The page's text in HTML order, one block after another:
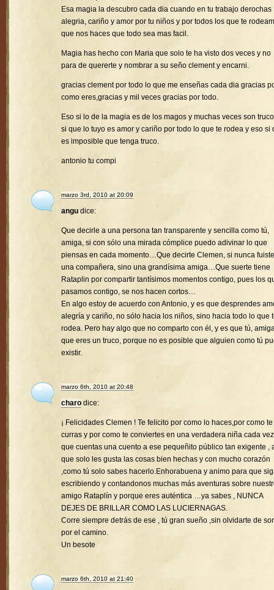
Esa magia la descubro cada dia cuando en tu trabajo derochas
alegria, cariño y amor por tu niños y por todos los que te
que nos haces que todo sea mas facil.
Magia has hecho con Maria que solo te ha visto dos veces y no
para de quererte y nombrar a su seño clement y encarni.
gracias clement por todo lo que me enseñas cada dia gracias
como eres,gracias y mil veces gracias por todo.
Eso si lo de la magia es de los magos y muchas veces son
si que lo tuyo es amor y cariño por todo lo que te rodea y eso si
es imposible que tenga truco.
antonio tu compi
marzo 3rd, 2010 at 20:09
angu dice:
Que decirle a una persona tan transparente y sencilla como tú,
amiga, si con sólo una mirada cómplice puedo adivinar lo que
piensas en cada momento…Que decirte Clemen, si nunca fuiste
una compañera, sino una grandísima amiga…Que suerte tiene
Rataplin por compartir tantísimos momentos contigo, pues los
pasamos contigo, se nos hacen cortos…
En algo estoy de acuerdo con Antonio, y es que desprendes
alegría y cariño, no sólo hacia los niños, sino hacia todo lo que
rodea. Pero hay algo que no comparto con él, y es que tú,
que eres un truco, porque no es posible que alguien como tú
existir.
marzo 6th, 2010 at 20:48
charo dice:
¡ Felicidades Clemen ! Te felicito por como lo haces,por como
curras y por como te conviertes en una verdadera niña cada vez
que cuentas una cuento a ese pequeñito público tan exigente ,
que solo les gusta las cosas bien hechas y con mucho corazón
,como tú solo sabes hacerlo.Enhorabuena y animo para que
escribiendo y contandonos muchas más aventuras sobre
amigo Rataplín y porque eres auténtica …ya sabes , NUNCA
DEJES DE BRILLAR COMO LAS LUCIERNAGAS.
Corre siempre detrás de ese , tú gran sueño ,sin olvidarte de
por el camino.
Un besote
marzo 6th, 2010 at 21:40